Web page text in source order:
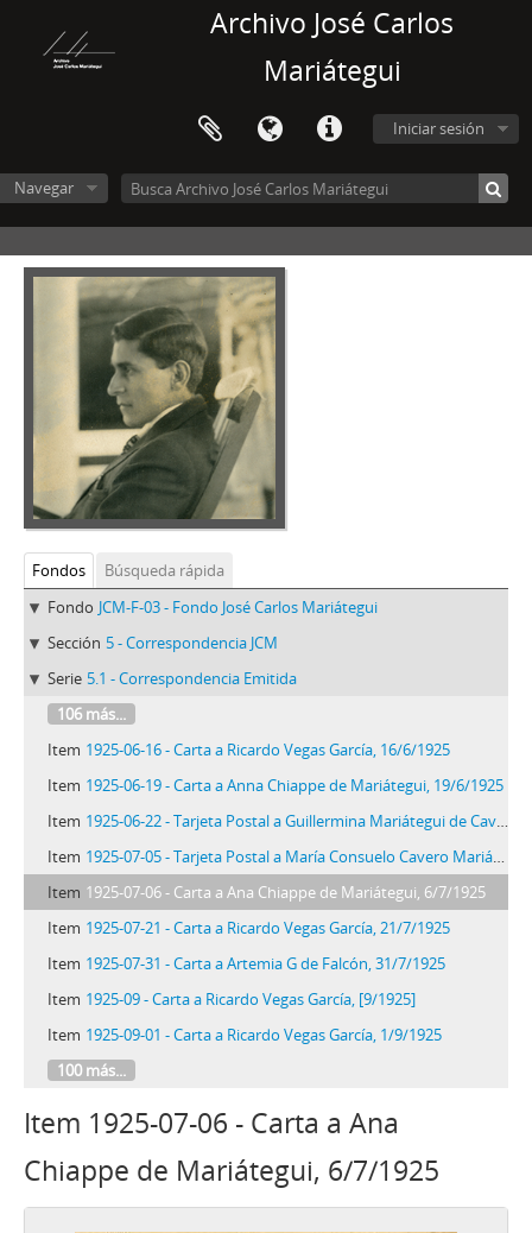
Archivo José Carlos
Mariátegui
Iniciar sesión
Navegar
Fondos
Búsqueda rápida
Fondo JCM-F-03 - Fondo José Carlos Mariátegui
Sección 5 - Correspondencia JCM
Serie 5.1 - Correspondencia Emitida
106 más...
Item 1925-06-16 - Carta a Ricardo Vegas García, 16/6/1925
Item 1925-06-19 - Carta a Anna Chiappe de Mariátegui, 19/6/1925
Item 1925-06-22 - Tarjeta Postal a Guillermina Mariátegui de Cavero, 22/6/1925
Item 1925-07-05 - Tarjeta Postal a María Consuelo Cavero Mariátegui
Item 1925-07-06 - Carta a Ana Chiappe de Mariátegui, 6/7/1925
Item 1925-07-21 - Carta a Ricardo Vegas García, 21/7/1925
Item 1925-07-31 - Carta a Artemia G de Falcón, 31/7/1925
Item 1925-09 - Carta a Ricardo Vegas García, [9/1925]
Item 1925-09-01 - Carta a Ricardo Vegas García, 1/9/1925
100 más...
Item 1925-07-06 - Carta a Ana
Chiappe de Mariátegui, 6/7/1925